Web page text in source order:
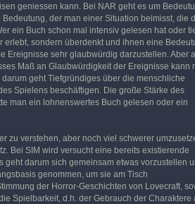
geniessen kann. Bei NAR geht es um
der man einer Situation beimisst, die
ein Buch schon mal intensiv gelesen hat oder
sondern überdenkt und ihnen eine
Ereignisse sehr glaubwürdig darzustellen. Aber
Maß an Glaubwürdigkeit der Ereignisse kann
geht Tiefgründiges über die menschliche
Spielens beschäftigen. Die große Stärke des
man ein lohnenswertes Buch gelesen oder ein
zu verstehen, aber noch viel schwerer
Bei SIM wird versucht eine bereits existierende
darum sich gemeinsam etwas vorzustellen
genommen, um sie am Tisch
der Horror-Geschichten von Lovecraft,
Spielbarkeit, d.h. der Gebrauch der Charaktere